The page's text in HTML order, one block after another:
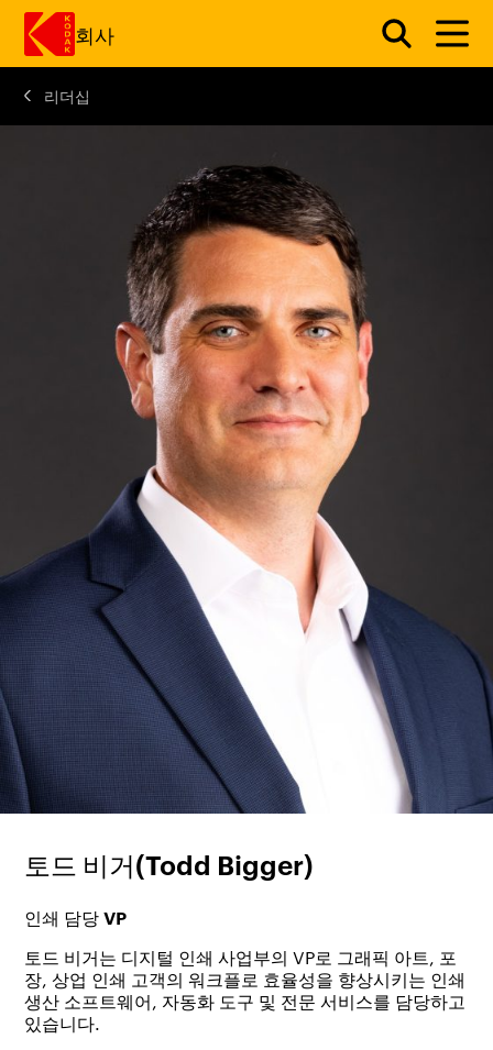
주요 콘텐츠로 건너 뛰기
회사
리더십
토드 비거(Todd Bigger)
인쇄 담당 VP
토드 비거는 디지털 인쇄 사업부의 VP로 그래픽 아트, 포
장, 상업 인쇄 고객의 워크플로 효율성을 향상시키는 인쇄
생산 소프트웨어, 자동화 도구 및 전문 서비스를 담당하고
있습니다.